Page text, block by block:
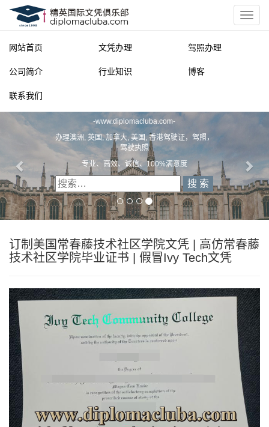
网站首页 文凭办理 驾照办理
公司简介 行业知识 博客
联系我们
-www.diplomacluba.com-
办理澳洲, 英国, 加拿大, 美国, 香港驾驶证，驾照，
驾驶执照
专业、高效、诚信、100%满意度
订制美国常春藤技术社区学院文凭 | 高仿常春藤
技术社区学院毕业证书 | 假冒Ivy Tech文凭